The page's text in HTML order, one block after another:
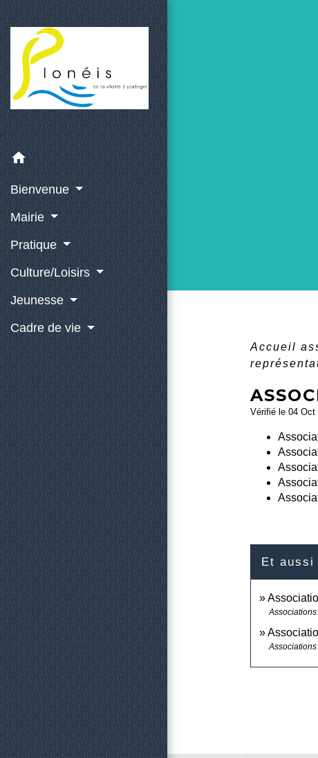
home
Bienvenue
Mairie
Pratique
Culture/Loisirs
Jeunesse
Cadre de vie
Accueil
Vérifié le 04 Oct
Et aussi